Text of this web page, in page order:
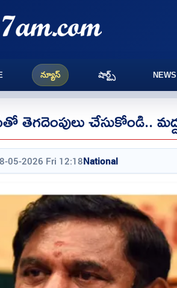
న్యూస్ షార్ట్స్ NEWS
తెగదెంపులు చేసుకోండి..
05-2026 Fri 12:18National